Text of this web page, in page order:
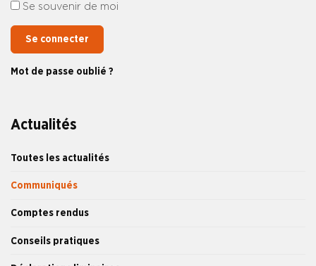
Actualités
Toutes les actualités
Communiqués
Comptes rendus
Conseils pratiques
Se souvenir de moi
Se connecter
Mot de passe oublié ?